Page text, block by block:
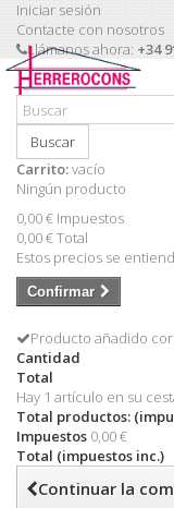
Iniciar sesión
Contacte con nosotros
Llámanos ahora: +34
Buscar
Carrito:vacío
Ningún producto
0,00 € Impuestos
0,00 €Total
Estos precios se
Confirmar
Producto añadido
Cantidad
Total
Hay 1 artículo en su
Total productos:
Impuestos 0,00 €
Total (impuestos inc.)
Continuar la